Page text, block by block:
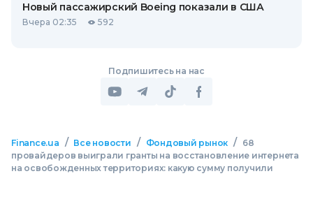
Новый пассажирский Boeing показали в США
Вчера 02:35 592
Подпишитесь на нас
Finance.ua / Все новости / Фондовый рынок /
68
провайдеров выиграли гранты на восстановление интернета
на освобожденных территориях: какую сумму получили